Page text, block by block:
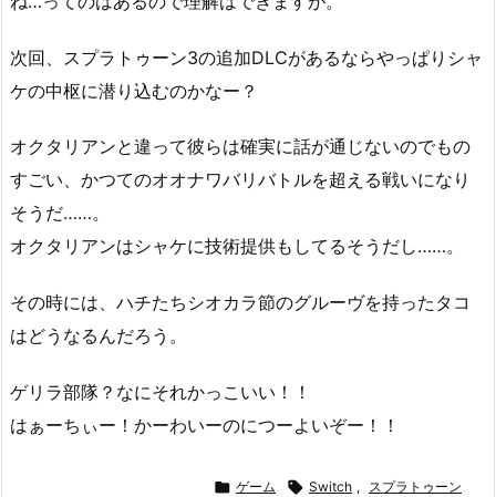
次回、スプラトゥーン3の追加DLCがあるならやっぱりシャ
ケの中枢に潜り込むのかなー？
オクタリアンと違って彼らは確実に話が通じないのでもの
すごい、かつてのオオナワバリバトルを超える戦いになり
そうだ……。
オクタリアンはシャケに技術提供もしてるそうだし……。
その時には、ハチたちシオカラ節のグルーヴを持ったタコ
はどうなるんだろう。
ゲリラ部隊？なにそれかっこいい！！
はぁーちぃー！かーわいーのにつーよいぞー！！
 ゲーム  Switch , スプラトゥーン